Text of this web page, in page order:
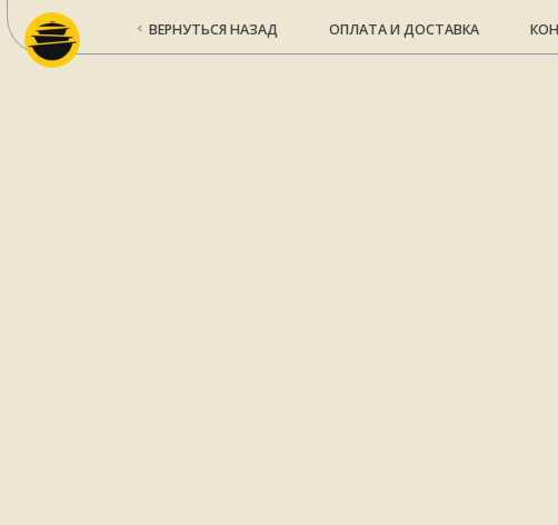
ВЕРНУТЬСЯ НАЗАД ОПЛАТА И ДОСТАВКА КОНТАКТЫ